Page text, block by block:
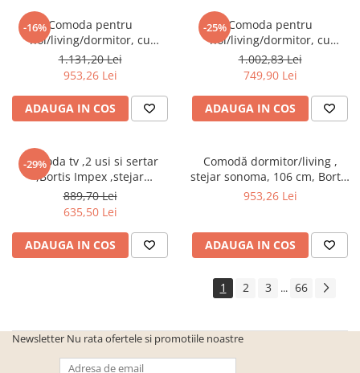
Mobilier Gradina
Banci gradina si terasa
Mese gradina
Scaune de gradina
Seturi de gradina
Sezlonguri de gradina si terasa
Electrocasnice incorporabile
,Chiuvete si baterii
Baterii bucatarie
Chiuvete bucatarie
Hote
Masini de spalat vase
-16%Comoda pentru
hol/living/dormitor, cu
sertare, stejar sonoma/alb
,123x85x34 cm,Bortis Impex
1.131,20 Lei
953,26 Lei
ADAUGA IN COS
-25%Comoda pentru
hol/living/dormitor, cu
sertare, prun,106x75x35
cm,Bortis Impex
1.002,83 Lei
749,90 Lei
ADAUGA IN COS
-29%
Comoda tv ,2 usi si sertar
,Bortis Impex ,stejar
sonoma/alb
889,70 Lei
635,50 Lei
ADAUGA IN COS
Comodă dormitor/living ,
stejar sonoma, 106 cm, Bortis
Impex
953,26 Lei
ADAUGA IN COS
1 2 3 ... 66
Newsletter Nu rata ofertele si promotiile noastre